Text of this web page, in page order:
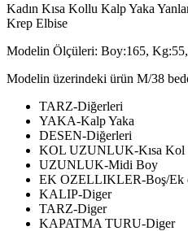
Kadın Kısa Kollu Kalp Yaka
Krep Elbise
Modelin Ölçüleri: Boy:165,
Modelin üzerindeki ürün M/38
TARZ-Diğerleri
YAKA-Kalp Yaka
DESEN-Diğerleri
KOL UZUNLUK-Kısa Kol
UZUNLUK-Midi Boy
EK OZELLIKLER-Boş/Ek
KALIP-Diger
TARZ-Diger
KAPATMA TURU-Diger